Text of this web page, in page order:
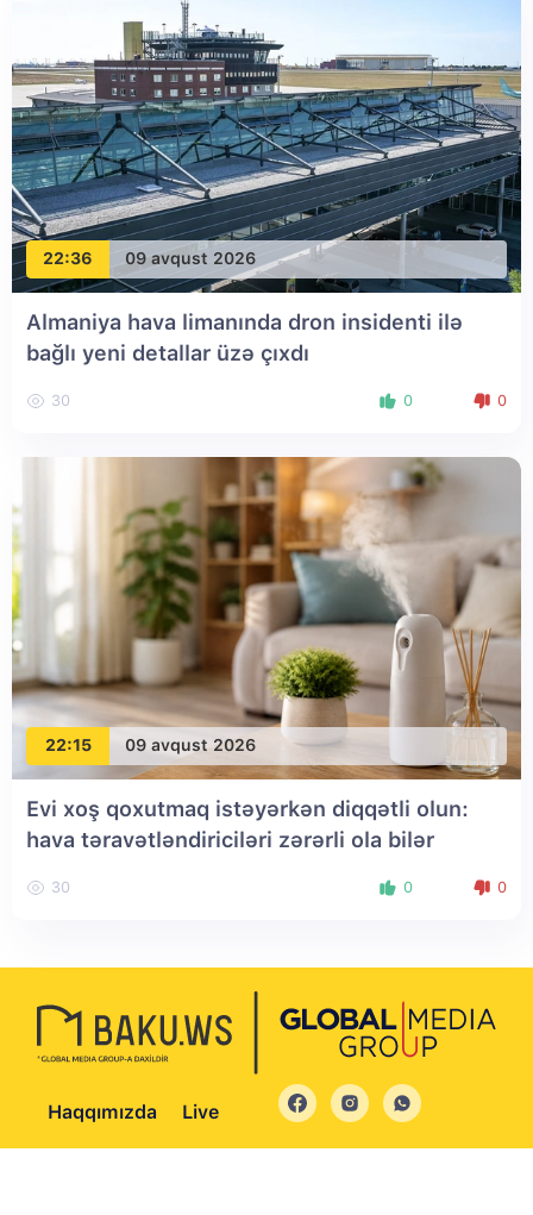
22:36 09 avqust 2026
Almaniya hava limanında dron insidenti ilə
bağlı yeni detallar üzə çıxdı
30 0 0
22:15 09 avqust 2026
Evi xoş qoxutmaq istəyərkən diqqətli olun:
hava təravətləndiriciləri zərərli ola bilər
30 0 0
Haqqımızda Live